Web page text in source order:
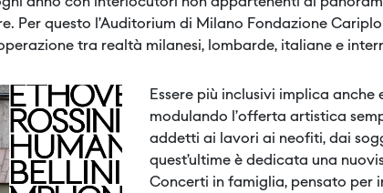
Per questo l’Auditorium di Milano Fondazione
tra realtà milanesi, lombarde, italiane e
Essere più inclusivi implica anche
modulando l’offerta artistica
addetti ai lavori ai neofiti, dai
quest’ultime è dedicata una
Concerti in famiglia, pensato per